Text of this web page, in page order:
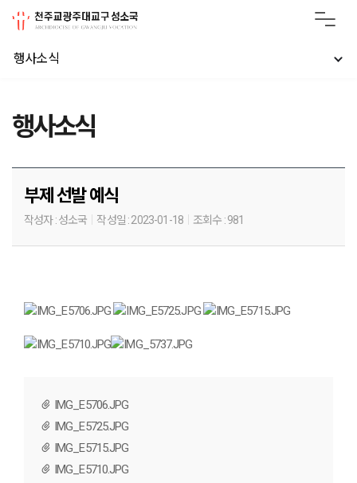
행사소식
행사소식
부제 선발 예식
작성자 :성소국 작성일 :2023-01-18 조회수 :981
IMG_E5706.JPG
IMG_E5725.JPG
IMG_E5715.JPG
IMG_E5710.JPG